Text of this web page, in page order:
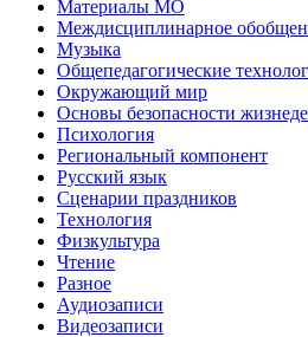
Материалы МО
Междисциплинарное
Музыка
Общепедагогические
Окружающий мир
Основы безопасности
Психология
Региональный компонент
Русский язык
Сценарии праздников
Технология
Физкультура
Чтение
Разное
Аудиозаписи
Видеозаписи